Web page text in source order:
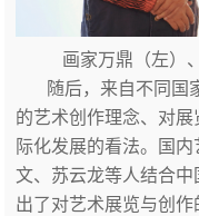
画家万鼎（左）
随后，来自不同国
的艺术创作理念、对
际化发展的看法。国
文、苏云龙等人结合
出了对艺术展览与创